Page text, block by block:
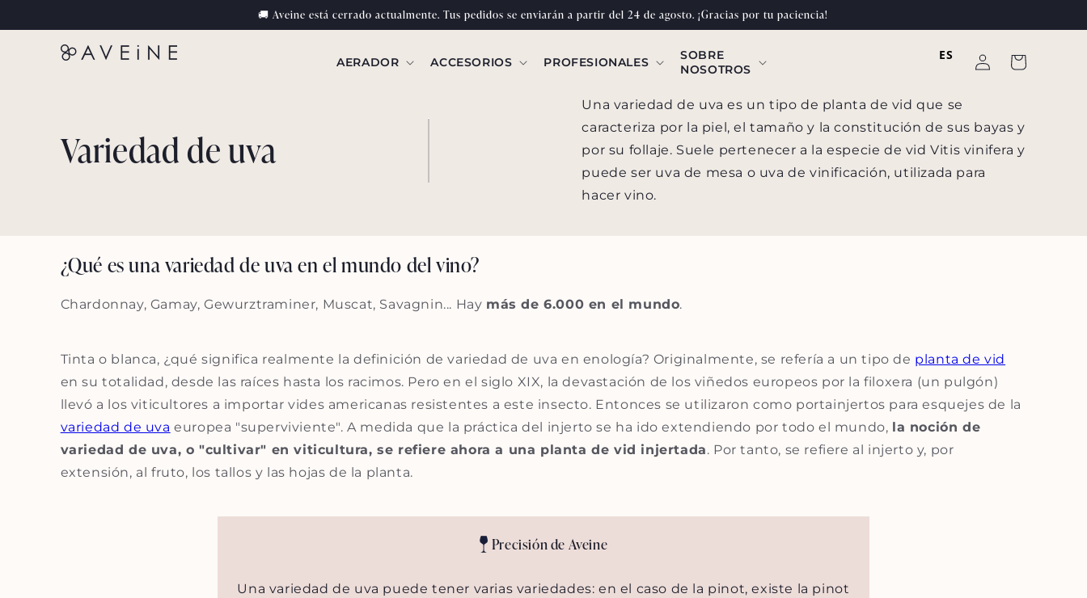
Variedad de uva
Una variedad de uva es un tipo de planta de vid que se
caracteriza por la piel, el tamaño y la constitución de sus bayas y
por su follaje. Suele pertenecer a la especie de vid Vitis vinifera y
puede ser uva de mesa o uva de vinificación, utilizada para
hacer vino.
¿Qué es una variedad de uva en el mundo del vino?
Chardonnay, Gamay, Gewurztraminer, Muscat, Savagnin... Hay más de 6.000 en el mundo.
Tinta o blanca, ¿qué significa realmente la definición de variedad de uva en enología? Originalmente, se refería a un tipo de planta de vid
en su totalidad, desde las raíces hasta los racimos. Pero en el siglo XIX, la devastación de los viñedos europeos por la filoxera (un pulgón)
llevó a los viticultores a importar vides americanas resistentes a este insecto. Entonces se utilizaron como portainjertos para esquejes de la
variedad de uva europea "superviviente". A medida que la práctica del injerto se ha ido extendiendo por todo el mundo, la noción de
variedad de uva, o "cultivar" en viticultura, se refiere ahora a una planta de vid injertada. Por tanto, se refiere al injerto y, por
extensión, al fruto, los tallos y las hojas de la planta.
Precisión de Aveine
Una variedad de uva puede tener varias variedades: en el caso de la pinot, existe la pinot
🚚 Aveine está cerrado actualmente. Tus pedidos se enviarán a partir del 24 de agosto. ¡Gracias por tu paciencia!
AERADOR ACCESORIOS PROFESIONALES
SOBRE
NOSOTROS
ESConectarseCarrito